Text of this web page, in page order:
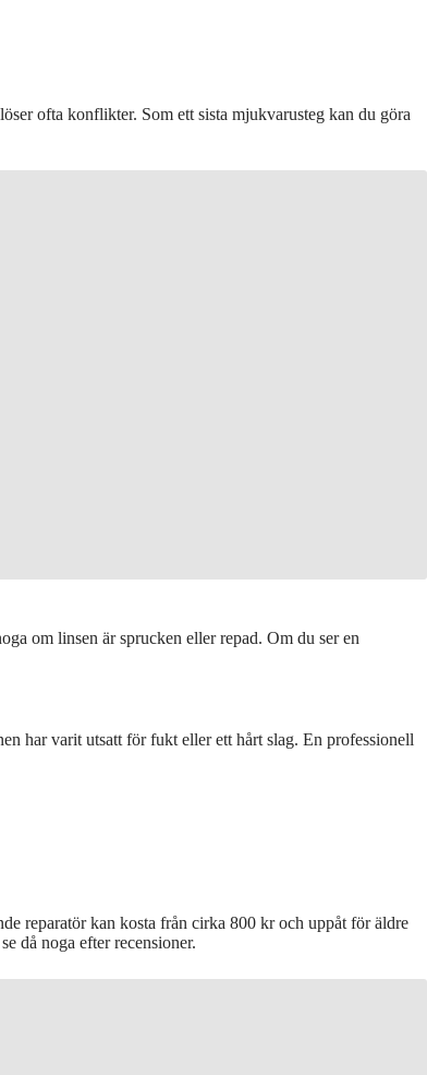
ofta konflikter. Som ett sista mjukvarusteg kan du göra
om linsen är sprucken eller repad. Om du ser en
har varit utsatt för fukt eller ett hårt slag. En professionell
reparatör kan kosta från cirka 800 kr och uppåt för äldre
då noga efter recensioner.